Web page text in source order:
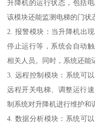
升降机的运行状态，包括
该模块还能监测电梯的门状
2. 报警模块：当升降机出
停止运行等，系统会自动
相关人员。同时，系统还能
3. 远程控制模块：系统可
远程开关电梯、调整运行
制系统对升降机进行维护和
4. 数据分析模块：系统可